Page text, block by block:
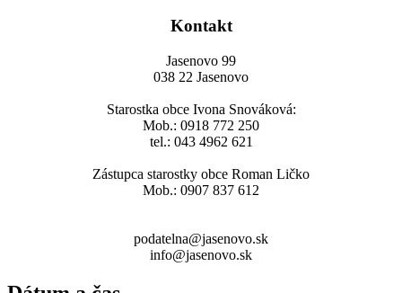
Kontakt
Jasenovo 99
038 22 Jasenovo
Starostka obce Ivona Snováková:
Mob.: 0918 772 250
tel.: 043 4962 621
Zástupca starostky obce Roman Ličko
Mob.: 0907 837 612
podatelna@jasenovo.sk
info@jasenovo.sk